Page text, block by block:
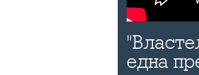
една